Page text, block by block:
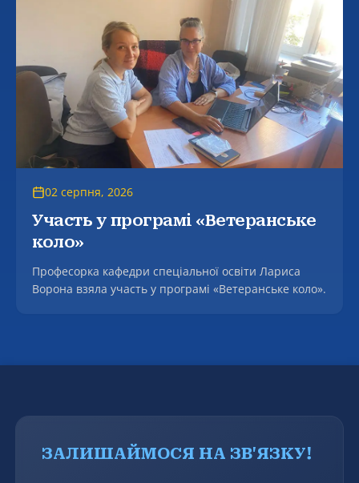
02 серпня, 2026
Участь у програмі «Ветеранське
коло»
Професорка кафедри спеціальної освіти Лариса
Ворона взяла участь у програмі «Ветеранське коло».
ЗАЛИШАЙМОСЯ НА ЗВ'ЯЗКУ!